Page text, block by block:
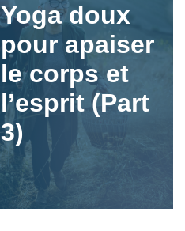
Yoga doux
pour apaiser
le corps et
l’esprit (Part
3)